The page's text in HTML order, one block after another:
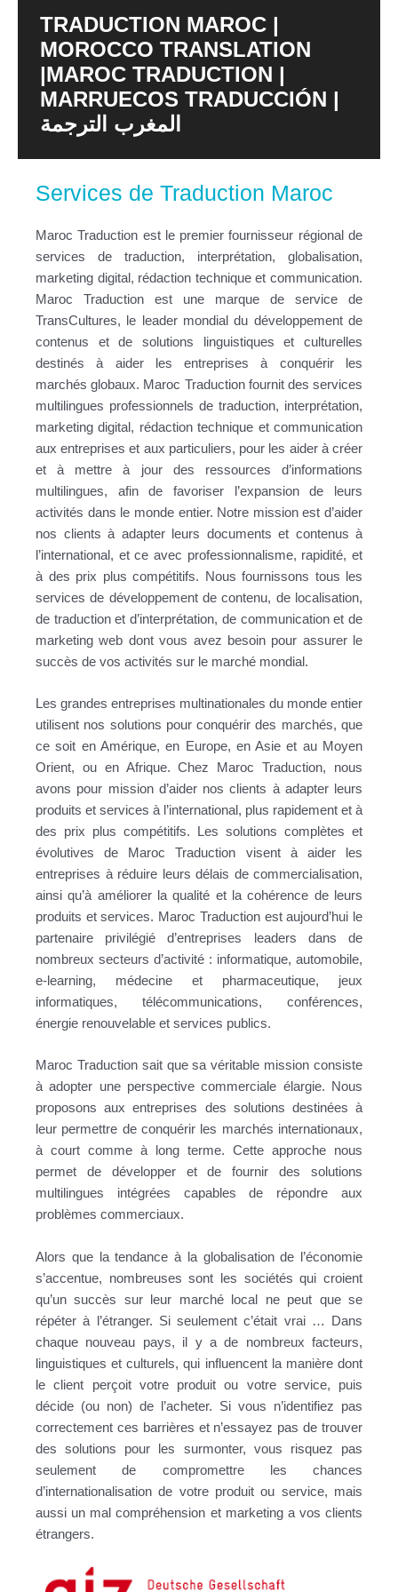
TRADUCTION MAROC |
MOROCCO TRANSLATION
|MAROC TRADUCTION |
MARRUECOS TRADUCCIÓN |
المغرب الترجمة
Services de Traduction Maroc
Maroc Traduction est le premier fournisseur régional de
services de traduction, interprétation, globalisation,
marketing digital, rédaction technique et communication.
Maroc Traduction est une marque de service de
TransCultures, le leader mondial du développement de
contenus etde solutions linguistiques et culturelles
destinés à aider les entreprises à conquérir les
marchés globaux. Maroc Traduction fournit des services
multilingues professionnels de traduction, interprétation,
marketing digital, rédaction technique et communication
aux entreprises et aux particuliers, pour les aider à créer
et à mettre à jour des ressources d’informations
multilingues, afin de favoriser l’expansion de leurs
activités dans le monde entier. Notre mission est d’aider
nos clients à adapter leurs documents et contenus à
l’international, et ce avec professionnalisme, rapidité, et
à des prix plus compétitifs. Nous fournissons tous les
services de développement de contenu, de localisation,
de traduction et d’interprétation, de communication et de
marketing web dont vous avez besoin pour assurer le
succès de vos activités sur le marché mondial.
Les grandes entreprises multinationales du monde entier
utilisent nos solutions pour conquérir des marchés, que
ce soit en Amérique, en Europe, en Asie et au Moyen
Orient, ou en Afrique. Chez Maroc Traduction, nous
avons pour mission d’aider nos clients à adapter leurs
produits et services à l’international, plus rapidement et à
des prix plus compétitifs. Les solutions complètes et
évolutives de Maroc Traduction visent à aider les
entreprises à réduire leurs délais de commercialisation,
ainsi qu’à améliorer la qualité et la cohérence de leurs
produits et services. Maroc Traduction est aujourd’hui le
partenaire privilégié d’entreprises leaders dans de
nombreux secteurs d’activité : informatique, automobile,
e-learning, médecine et pharmaceutique, jeux
informatiques, télécommunications, conférences,
énergie renouvelable et services publics.
Maroc Traduction sait que sa véritable mission consiste
à adopter une perspective commerciale élargie. Nous
proposons aux entreprises des solutions destinées à
leur permettre de conquérir les marchés internationaux,
à court comme à long terme. Cette approche nous
permet de développer et de fournir des solutions
multilingues intégrées capables de répondre aux
problèmes commerciaux.
Alors que la tendance à la globalisation de l’économie
s’accentue, nombreuses sont les sociétés qui croient
qu’un succès sur leur marché local ne peut que se
répéter à l’étranger. Si seulement c’était vrai … Dans
chaque nouveau pays, il y a de nombreux facteurs,
linguistiques et culturels, qui influencent la manière dont
le client perçoit votre produit ou votre service, puis
décide (ou non) de l’acheter. Si vous n’identifiez pas
correctement ces barrières et n’essayez pas de trouver
des solutions pour les surmonter, vous risquez pas
seulement de compromettre les chances
d’internationalisation de votre produit ou service, mais
aussi un mal compréhension et marketing a vos clients
étrangers.